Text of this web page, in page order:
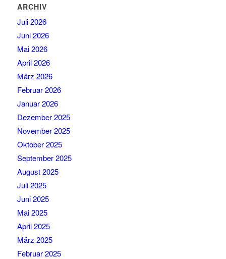
ARCHIV
Juli 2026
Juni 2026
Mai 2026
April 2026
März 2026
Februar 2026
Januar 2026
Dezember 2025
November 2025
Oktober 2025
September 2025
August 2025
Juli 2025
Juni 2025
Mai 2025
April 2025
März 2025
Februar 2025